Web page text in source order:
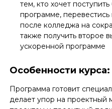
тем, кто хочет
программе, перевестись
после колледжа на
также получить второе
ускоренной программе
Особенности курса:
Программа готовит
делает упор на проектный